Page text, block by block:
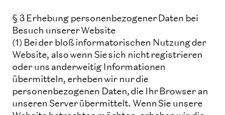
§ 3 Erhebung personenbezogener Daten bei
Besuch unserer Website
(1) Bei der bloß informatorischen Nutzung der
Website, also wenn Sie sich nicht registrieren
oder uns anderweitig Informationen
übermitteln, erheben wir nur die
personenbezogenen Daten, die Ihr Browser an
unseren Server übermittelt. Wenn Sie unsere